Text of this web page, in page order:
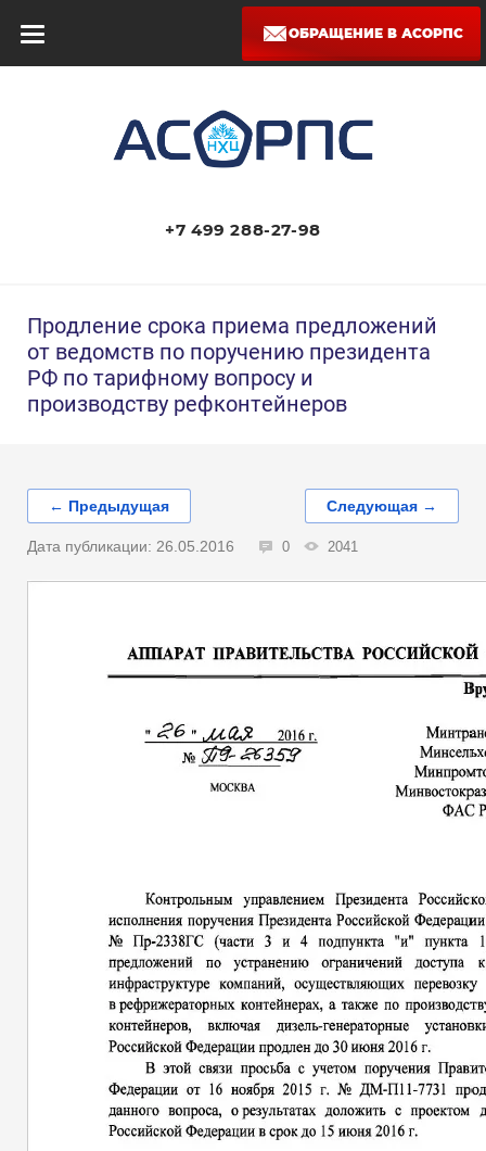
ОБРАЩЕНИЕ В АСОРПС
+7 499 288-27-98
Продление срока приема предложений
от ведомств по поручению президента
РФ по тарифному вопросу и
производству рефконтейнеров
← Предыдущая Следующая →
Дата публикации: 26.05.2016 0 2041